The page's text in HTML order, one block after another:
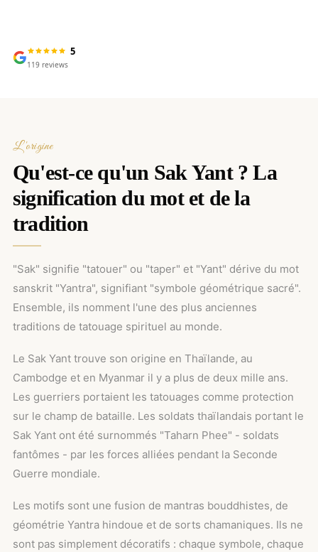
5
119 reviews
L'origine
Qu'est-ce qu'un Sak Yant ? La
signification du mot et de la
tradition
"Sak" signifie "tatouer" ou "taper" et "Yant" dérive du mot
sanskrit "Yantra", signifiant "symbole géométrique sacré".
Ensemble, ils nomment l'une des plus anciennes
traditions de tatouage spirituel au monde.
Le Sak Yant trouve son origine en Thaïlande, au
Cambodge et en Myanmar il y a plus de deux mille ans.
Les guerriers portaient les tatouages comme protection
sur le champ de bataille. Les soldats thaïlandais portant le
Sak Yant ont été surnommés "Taharn Phee" - soldats
fantômes - par les forces alliées pendant la Seconde
Guerre mondiale.
Les motifs sont une fusion de mantras bouddhistes, de
géométrie Yantra hindoue et de sorts chamaniques. Ils ne
sont pas simplement décoratifs : chaque symbole, chaque